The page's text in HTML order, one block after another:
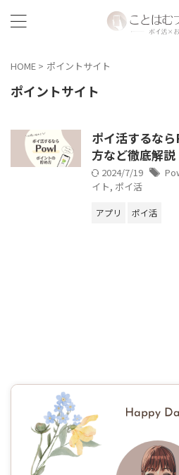
HOME > ポイントサイト
ポイントサイト
ポイ活するな
方など徹底解説
2024/7/19
イト, ポイ活
アプリ ポイ活